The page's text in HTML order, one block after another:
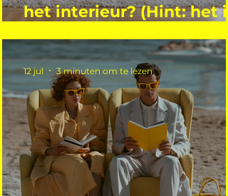
het interieur? (Hint: het is
12 jul 3 minuten om te lezen